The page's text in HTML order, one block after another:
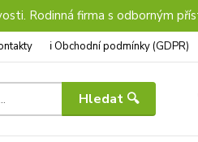
Rodinná firma s odborným
ℹ︎ Obchodní podmínky (GDPR)
Hledat 🔍